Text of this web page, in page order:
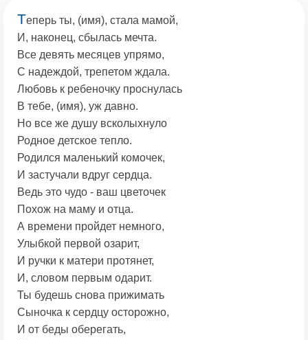
Теперь ты, (имя), стала мамой,
И, наконец, сбылась мечта.
Все девять месяцев упрямо,
С надеждой, трепетом ждала.
Любовь к ребеночку проснулась
В тебе, (имя), уж давно.
Но все же душу всколыхнуло
Родное детское тепло.
Родился маленький комочек,
И застучали вдруг сердца.
Ведь это чудо - ваш цветочек
Похож на маму и отца.
А времени пройдет немного,
Улыбкой первой озарит,
И ручки к матери протянет,
И, словом первым одарит.
Ты будешь снова прижимать
Сыночка к сердцу осторожно,
И от беды оберегать,